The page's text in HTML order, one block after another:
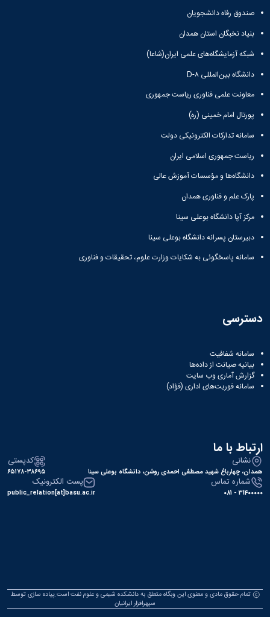
صندوق رفاه دانشجویان
بنیاد نخبگان استان همدان
شبکه آزمایشگاه‌های علمی ایران(شاعا)
دانشگاه بین‌المللی D-۸
معاونت علمی فناوری ریاست جمهوری
پورتال امام خمینی (ره)
سامانه تدارکات الکترونیکی دولت
ریاست جمهوری اسلامی ایران
دانشگاه‌ها و مؤسسات آموزش عالی
پارک علم و فناوری همدان
مرکز آپا دانشگاه بوعلی سینا
دبیرستان پسرانه دانشگاه بوعلی سینا
سامانه پاسخگوئی به شکایات وزارت علوم، تحقیقات و فناوری
دسترسی
سامانه شفافیت
بیانیه صیانت از داده‌ها
گزارش آماری وب‌ سایت
سامانه فوریت‌های اداری (فؤاد)
ارتباط با ما
نشانی
همدان، چهارباغ شهید مصطفی احمدی روشن، دانشگاه بوعلی سینا
کدپستی
۶۵۱۷۸-۳۸۶۹۵
شماره تماس
31400000 - 081
پست الکترونیک
public_relation[at]basu.ac.ir
تمام حقوق مادی و معنوی این وبگاه متعلق به دانشکده شیمی و علوم نفت است.پیاده سازی توسط
سپهرافزار ایرانیان